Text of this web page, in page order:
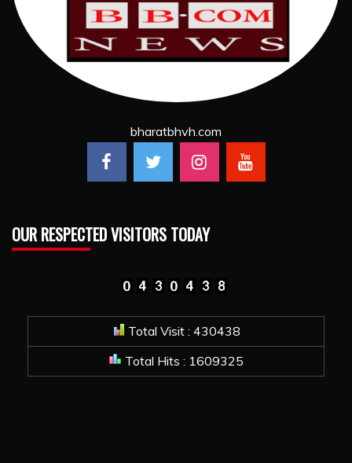
bharatbhvh.com
OUR RESPECTED VISITORS TODAY
Total Visit : 430438
Total Hits : 1609325